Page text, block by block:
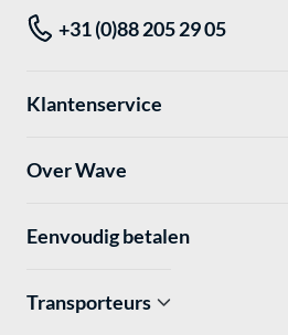
+31 (0)88 205 29 05
Klantenservice
Over Wave
Eenvoudig betalen
Transporteurs